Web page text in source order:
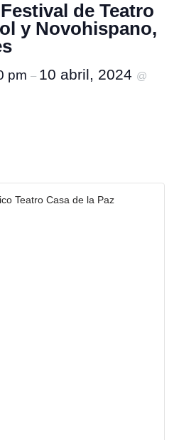
de Teatro
y Novohispano,
pm – 10 abril, 2024 @
Teatro Casa de la Paz